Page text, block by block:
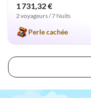
1 731,32 €
2 voyageurs / 7 Nuits
Perle cachée